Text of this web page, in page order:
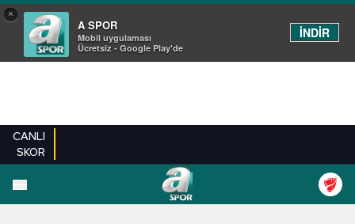
×
A SPOR
Mobil uygulaması
Ücretsiz - Google Play'de
İNDİR
CANLI
SKOR
EN YENILER